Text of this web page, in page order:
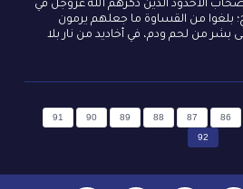
الأخدود الذين ذكرهم الله عزوجل في
بلغوا من القساوة ما جعلهم يرمون
بشر من لحم ودم، في أخاديد من نار بلا
86
87
88
89
90
91
92